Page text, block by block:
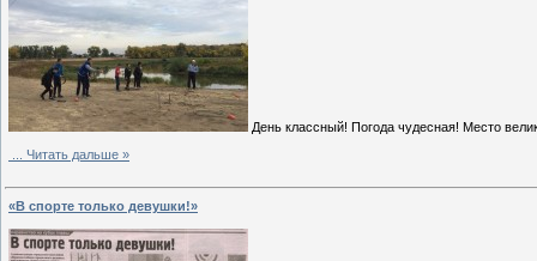
День классный! Погода чудесная! Место
Читать дальше »
«В спорте только девушки!»